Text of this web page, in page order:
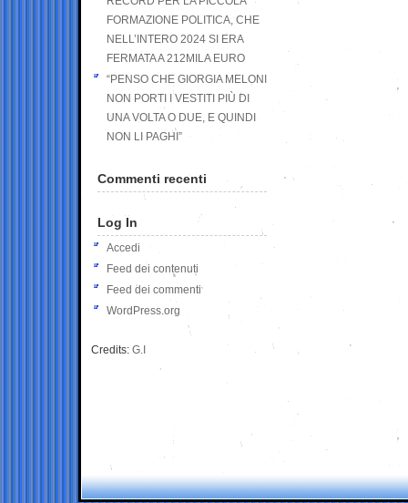
FORMAZIONE POLITICA, CHE
NELL’INTERO 2024 SI ERA
FERMATA A 212MILA EURO
“PENSO CHE GIORGIA MELONI
NON PORTI I VESTITI PIÙ DI
UNA VOLTA O DUE, E QUINDI
NON LI PAGHI”
Commenti recenti
Log In
Accedi
Feed dei contenuti
Feed dei commenti
WordPress.org
Credits: G.I